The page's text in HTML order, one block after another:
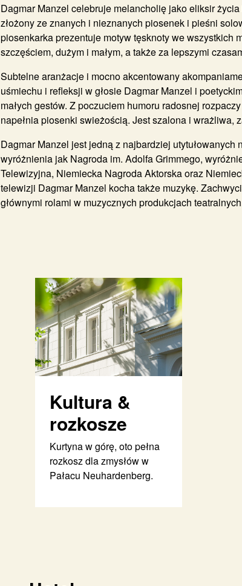
Dagmar Manzel celebruje melancholię jako eliksir
złożony ze znanych i nieznanych piosenek i pieśni
piosenkarka prezentuje motyw tęsknoty we wszystkich
szczęściem, dużym i małym, a także za lepszymi
Subtelne aranżacje i mocno akcentowany
uśmiechu i refleksji w głosie Dagmar Manzel i
małych gestów. Z poczuciem humoru radosnej
napełnia piosenki swieżością. Jest szalona i wrażliwa,
Dagmar Manzel jest jedną z najbardziej
wyróżnienia jak Nagroda im. Adolfa Grimmego,
Telewizyjna, Niemiecka Nagroda Aktorska oraz
telewizji Dagmar Manzel kocha także muzykę.
głównymi rolami w muzycznych produkcjach
Kultura &
rozkosze
Kurtyna w górę, oto pełna
rozkosz dla zmysłów w
Pałacu Neuhardenberg.